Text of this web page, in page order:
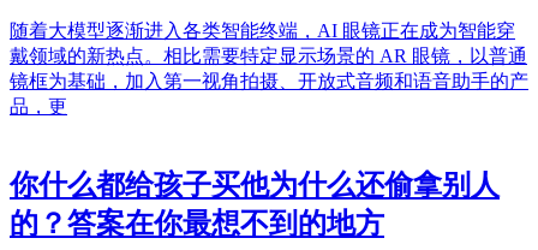
随着大模型逐渐进入各类智能终端，AI 眼镜正在成为智能穿
戴领域的新热点。相比需要特定显示场景的 AR 眼镜，以普通
镜框为基础，加入第一视角拍摄、开放式音频和语音助手的产
品，更
你什么都给孩子买他为什么还偷拿别人
的？答案在你最想不到的地方